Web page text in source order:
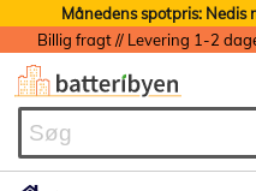
Månedens spotpris: Nedis